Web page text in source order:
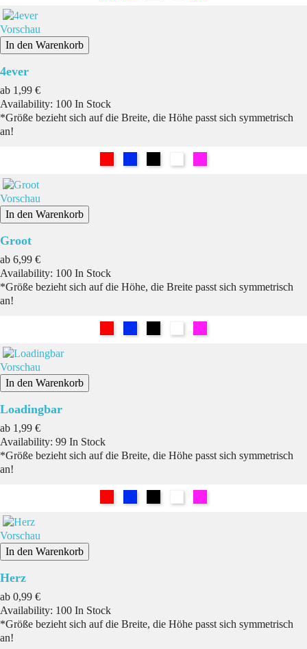
Vorschau
In den Warenkorb
4ever
ab Preis
1,99 €
Availability: 100 In Stock
*Größe bezieht sich auf die Breite, die Höhe passt sich symmetrisch
an!
Vorschau
In den Warenkorb
Groot
ab Preis
6,99 €
Availability: 100 In Stock
*Größe bezieht sich auf die Höhe, die Breite passt sich symmetrisch
an!
Vorschau
In den Warenkorb
Loadingbar
ab Preis
1,99 €
Availability: 99 In Stock
*Größe bezieht sich auf die Breite, die Höhe passt sich symmetrisch
an!
Vorschau
In den Warenkorb
Herz
ab Preis
0,99 €
Availability: 100 In Stock
*Größe bezieht sich auf die Breite, die Höhe passt sich symmetrisch
an!